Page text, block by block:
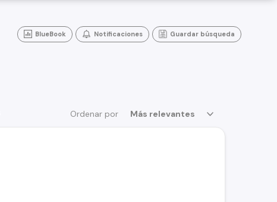
BlueBook Notificaciones Guardar búsqueda
Ordenar por Más relevantes